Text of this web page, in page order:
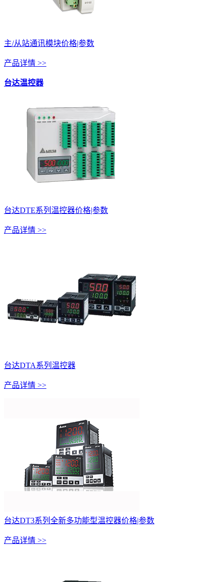
主/从站通讯模块价格|参数
产品详情 >>
台达温控器
台达DTE系列温控器价格|参数
产品详情 >>
台达DTA系列温控器
产品详情 >>
台达DT3系列全新多功能型温控器价格|参数
产品详情 >>